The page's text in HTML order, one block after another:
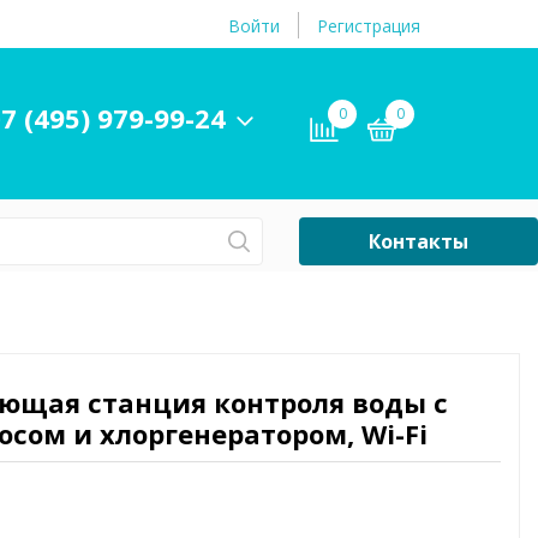
Войти Регистрация
(495) 979-99-24 0 0
принадлежности
Контакты
станция контроля воды с
и хлоргенератором, Wi-Fi